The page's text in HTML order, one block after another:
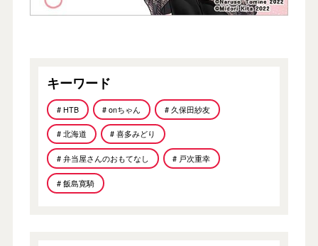
キーワード
# HTB # onちゃん # 久保田紗友
# 北海道 # 喜多みどり
# 弁当屋さんのおもてなし # 戸次重幸
# 飯島寛騎